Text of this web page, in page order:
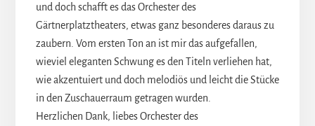
und doch schafft es das Orchester des
Gärtnerplatztheaters, etwas ganz besonderes daraus zu
zaubern. Vom ersten Ton an ist mir das aufgefallen,
wieviel eleganten Schwung es den Titeln verliehen hat,
wie akzentuiert und doch melodiös und leicht die Stücke
in den Zuschauerraum getragen wurden.
Herzlichen Dank, liebes Orchester des